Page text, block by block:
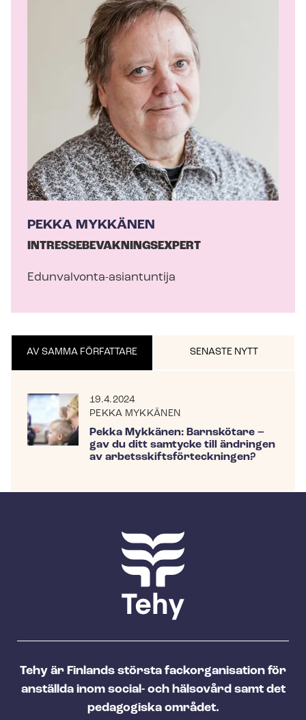
PEKKA MYKKÄNEN
IN­TRES­SE­BE­VAK­NINGS­EX­PERT
Edunvalvonta-​asiantuntija
AV SAMMA FÖRFATTARE SENASTE NYTT
19.4.2024
PEKKA MYKKÄNEN
Pekka Mykkänen: Barnskötare –
gav du ditt samtycke till ändringen
av ar­bets­skifts­för­teck­ning­en?
Tehy är Finlands största fackorganisation för
anställda inom social- och hälsovård samt det
pedagogiska området.